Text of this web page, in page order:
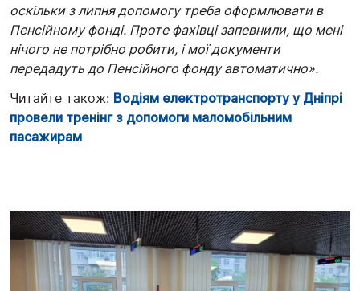
оскільки з липня допомогу треба оформлювати в
Пенсійному фонді. Проте фахівці запевнили, що мені
нічого не потрібно робити, і мої документи
передадуть до Пенсійного фонду автоматично».
Читайте також: Водіям електротранспорту у Дніпрі
провели тренінг з допомоги маломобільним
пасажирам